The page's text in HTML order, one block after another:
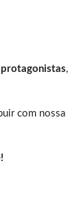
,
com nossa